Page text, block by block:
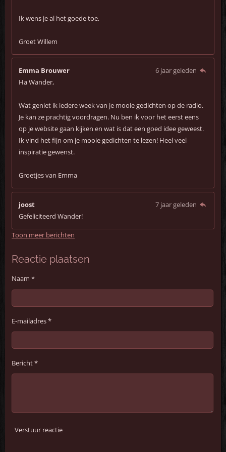
Ik wens je al het goede toe,
Groet Willem
Emma Brouwer
6 jaar geleden
Ha Wander,
Wat geniet ik iedere week van je mooie gedichten op de radio.
Je kan ze prachtig voordragen. Nu ben ik voor het eerst eens
op je website gaan kijken en wat is dat een goed idee geweest.
Ik vind het fijn om je mooie gedichten te lezen! Heel veel
inspiratie gewenst.
Groetjes van Emma
joost
7 jaar geleden
Gefeliciteerd Wander!
Toon meer berichten
Reactie plaatsen
Naam *
E-mailadres *
Bericht *
Verstuur reactie